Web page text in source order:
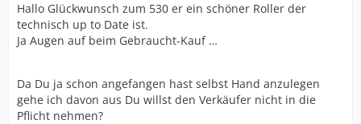
Hallo Glückwunsch zum 530 er ein schöner Roller der
technisch up to Date ist.
Ja Augen auf beim Gebraucht-Kauf …
Da Du ja schon angefangen hast selbst Hand anzulegen
gehe ich davon aus Du willst den Verkäufer nicht in die
Pflicht nehmen?